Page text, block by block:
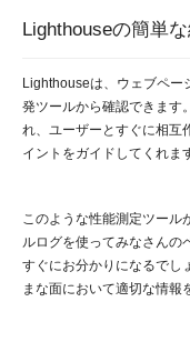
Lighthouseの簡単
Lighthouseは、ウェブペー
発ツールから確認できます
れ、ユーザーとすぐに相互
イントをガイドしてくれま
このような性能測定ツール
ルログを使ってみなさんの
すぐにお分かりになるでし
まな面において適切な情報